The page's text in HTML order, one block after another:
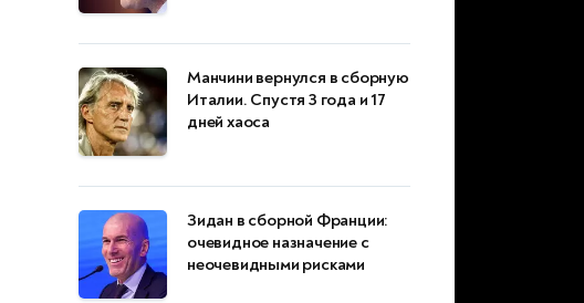
Манчини вернулся в сборную
Италии. Спустя 3 года и 17
дней хаоса
Зидан в сборной Франции:
очевидное назначение с
неочевидными рисками